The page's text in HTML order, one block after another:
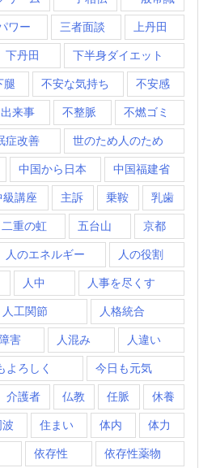
ワー 三者面談 上丹田
下丹田 下半身ダイエット
腿 不安な気持ち 不安感
来事 不整脈 不燃ゴミ
症改善 世のため人のため
中国から日本 中国福建省
級講座 主訴 乗鞍 乳歯
二重の虹 五台山 京都
人のエネルギー 人の役割
人中 人事を尽くす
人工関節 人格統合
害 人混み 人違い
よろしく 今日も元気
介護者 仏教 任脈 休養
住まい 体内 体力
依存性 依存性薬物